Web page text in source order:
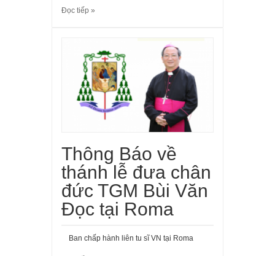
Đọc tiếp »
Thông Báo về
thánh lễ đưa chân
đức TGM Bùi Văn
Đọc tại Roma
Ban chấp hành liên tu sĩ VN tại Roma